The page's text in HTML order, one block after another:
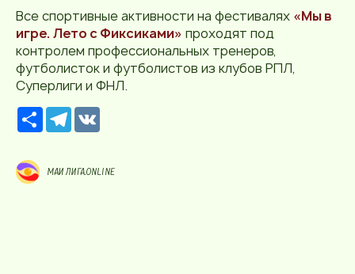
Все спортивные активности на фестивалях «Мы в
игре. Лето с Фиксиками» проходят под
контролем профессиональных тренеров,
футболисток и футболистов из клубов РПЛ,
Суперлиги и ФНЛ.
Р
е
р
с
T
e
g
r
МАИ ЛИГА.ONLINE